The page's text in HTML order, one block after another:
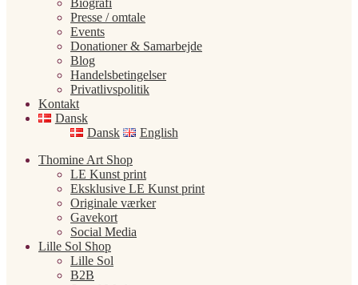
Biografi
Presse / omtale
Events
Donationer & Samarbejde
Blog
Handelsbetingelser
Privatlivspolitik
Kontakt
Dansk
Dansk
English
Thomine Art Shop
LE Kunst print
Eksklusive LE Kunst print
Originale værker
Gavekort
Social Media
Lille Sol Shop
Lille Sol
B2B